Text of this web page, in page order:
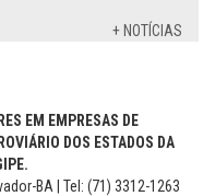
+ NOTÍCIAS
EM EMPRESAS DE
DOS ESTADOS DA
BA | Tel: (71) 3312-1263